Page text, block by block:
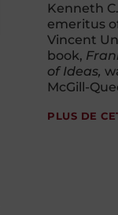
Kenneth
emeritus
Vincent
book,
of Ideas,
McGill-
PLUS DE